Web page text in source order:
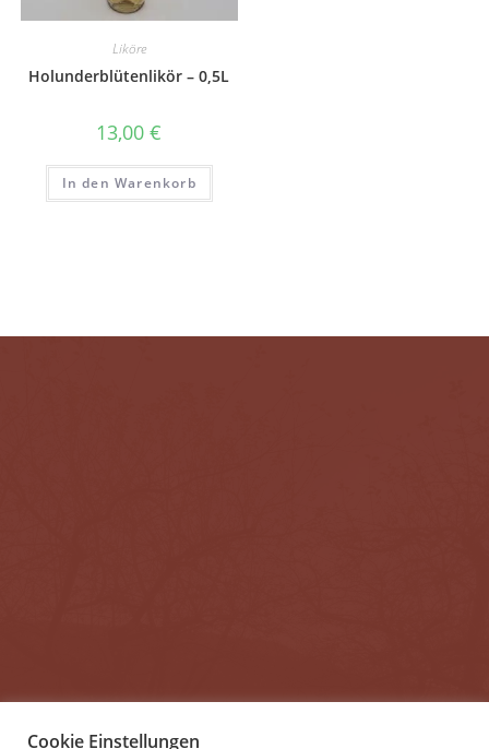
Liköre
Holunderblütenlikör – 0,5L
13,00€
In den Warenkorb
Cookie Einstellungen